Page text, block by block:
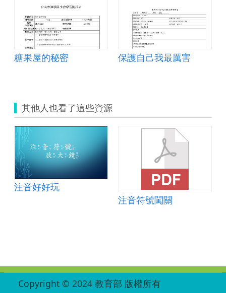
糖果屋的秘密 保護自己我最厲害
其他人也看了這些資源
注音好好玩
注音符號闖關
Copyright © 2024 教育部 版權所有